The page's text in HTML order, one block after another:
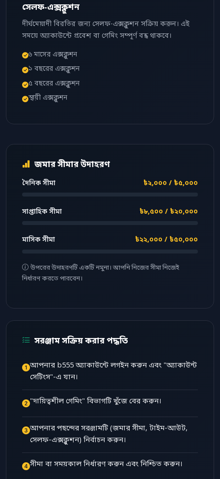
সেলফ-এক্সক্লুশন
দীর্ঘমেয়াদী বিরতির জন্য সেলফ-এক্সক্লুশন সক্রিয় করুন। এই
সময়ে অ্যাকাউন্টে প্রবেশ বা গেমিং সম্পূর্ণ বন্ধ থাকবে।
৬ মাসের এক্সক্লুশন
১ বছরের এক্সক্লুশন
৫ বছরের এক্সক্লুশন
স্থায়ী এক্সক্লুশন
জমার সীমার উদাহরণ
দৈনিক সীমা ৳২,০০০ / ৳৫,০০০
সাপ্তাহিক সীমা ৳৮,৫০০ / ৳২০,০০০
মাসিক সীমা ৳২২,০০০ / ৳৫০,০০০
উপরের উদাহরণটি একটি নমুনা। আপনি নিজের সীমা নিজেই
নির্ধারণ করতে পারবেন।
সরঞ্জাম সক্রিয় করার পদ্ধতি
আপনার b555 অ্যাকাউন্টে লগইন করুন এবং "অ্যাকাউন্ট
সেটিংস"-এ যান।
"দায়িত্বশীল গেমিং" বিভাগটি খুঁজে বের করুন।
আপনার পছন্দের সরঞ্জামটি (জমার সীমা, টাইম-আউট,
সেলফ-এক্সক্লুশন) নির্বাচন করুন।
সীমা বা সময়কাল নির্ধারণ করুন এবং নিশ্চিত করুন।